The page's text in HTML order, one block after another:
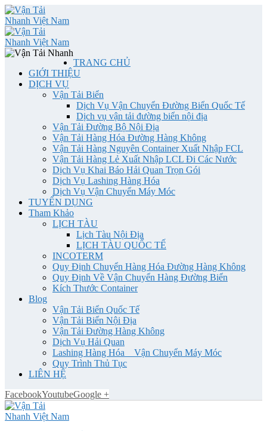
TRANG CHỦ
GIỚI THIỆU
DỊCH VỤ
Vận Tải Biển
Dịch Vụ Vận Chuyển Đường Biển Quốc Tế
Dịch vụ vận tải đường biển nội địa
Vận Tải Đường Bộ Nội Địa
Vận Tải Hàng Hóa Đường Hàng Không
Vận Tải Hàng Nguyên Container Xuất Nhập FCL
Vận Tải Hàng Lẻ Xuất Nhập LCL Đi Các Nước
Dịch Vụ Khai Báo Hải Quan Trọn Gói
Dịch Vụ Lashing Hàng Hóa
Dịch Vụ Vận Chuyển Máy Móc
TUYỂN DỤNG
Tham Khảo
LỊCH TÀU
Lịch Tàu Nội Địa
LỊCH TÀU QUỐC TẾ
INCOTERM
Quy Định Chuyển Hàng Hóa Đường Hàng Không
Quy Định Về Vận Chuyển Hàng Đường Biển
Kích Thước Container
Blog
Vận Tải Biển Quốc Tế
Vận Tải Biển Nội Địa
Vận Tải Đường Hàng Không
Dịch Vụ Hải Quan
Lashing Hàng Hóa _ Vận Chuyển Máy Móc
Quy Trình Thủ Tục
LIÊN HỆ
FacebookYoutubeGoogle +